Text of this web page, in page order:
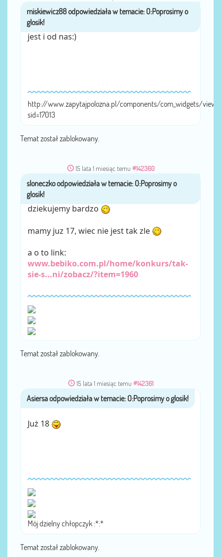
przezmiskiewicz88
jest i od nas:)
http://www.zapytajpolozna.pl/components/com_widgets/
sid=17013
Temat został zablokowany.
15 lata 1 miesiąc temu #142360
przezsloneczko
dziekujemy bardzo
mamy juz 17, wiec nie jest tak zle
a o to link:
www.bebiko.com.pl/home/konkurs/tak-
sie-s...ni/zobacz/?item=1960
Temat został zablokowany.
15 lata 1 miesiąc temu #142361
przezAsiersa
Już 18
Mój dzielny chłopczyk :*:*
Temat został zablokowany.